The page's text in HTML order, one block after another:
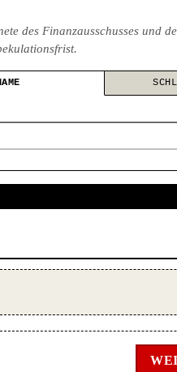
des Finanzausschusses und